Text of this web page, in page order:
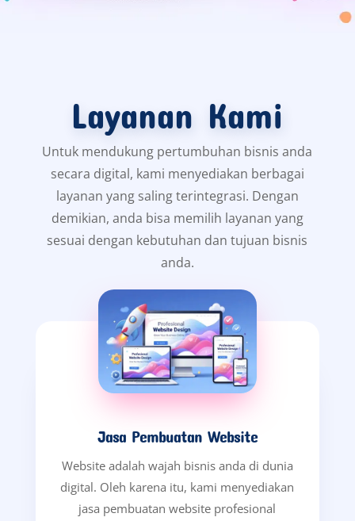
Layanan Kami
Untuk mendukung pertumbuhan bisnis anda
secara digital, kami menyediakan berbagai
layanan yang saling terintegrasi. Dengan
demikian, anda bisa memilih layanan yang
sesuai dengan kebutuhan dan tujuan bisnis
anda.
Jasa Pembuatan Website
Website adalah wajah bisnis anda di dunia
digital. Oleh karena itu, kami menyediakan
jasa pembuatan website profesional